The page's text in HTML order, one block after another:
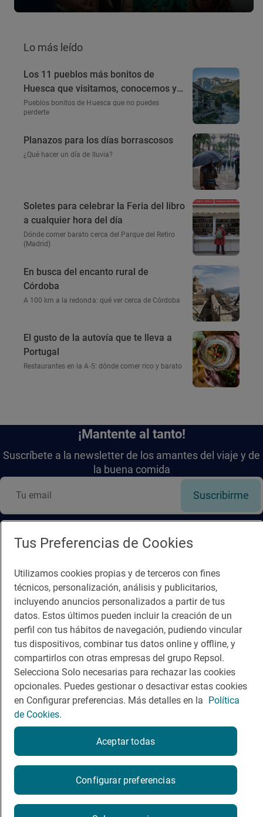
Lo más leído
Los 11 pueblos más bonitos de
Huesca que visitamos, conocemos y
amamos
Pueblos bonitos de Huesca que no puedes
perderte
Planazos para los días borrascosos
¿Qué hacer un día de lluvia?
Soletes para celebrar la Feria del libro
a cualquier hora del día
Dónde comer barato cerca del Parque del Retiro
(Madrid)
En busca del encanto rural de
Córdoba
A 100 km a la redonda: qué ver cerca de Córdoba
El gusto de la autovía que te lleva a
Portugal
Restaurantes en la A-5: dónde comer rico y barato
¡Mantente al tanto!
Suscríbete a la newsletter de los amantes del viaje y de
la buena comida
Suscribirme
Descárgate la App
App Store Google Play
Guía Repsol
Comer
Viajar
Dormir
Enlaces
Contacto
Sala de prensa
Política de privacidad Política de cookies
Tus Preferencias de Cookies
Utilizamos cookies propias y de terceros con fines
técnicos, personalización, análisis y publicitarios,
incluyendo anuncios personalizados a partir de tus
datos. Estos últimos pueden incluir la creación de un
perfil con tus hábitos de navegación, pudiendo vincular
tus dispositivos, combinar tus datos online y offline, y
compartirlos con otras empresas del grupo Repsol.
Selecciona Solo necesarias para rechazar las cookies
opcionales. Puedes gestionar o desactivar estas cookies
en Configurar preferencias. Más detalles en la Política
de Cookies.
Configurar preferencias
Aceptar todas